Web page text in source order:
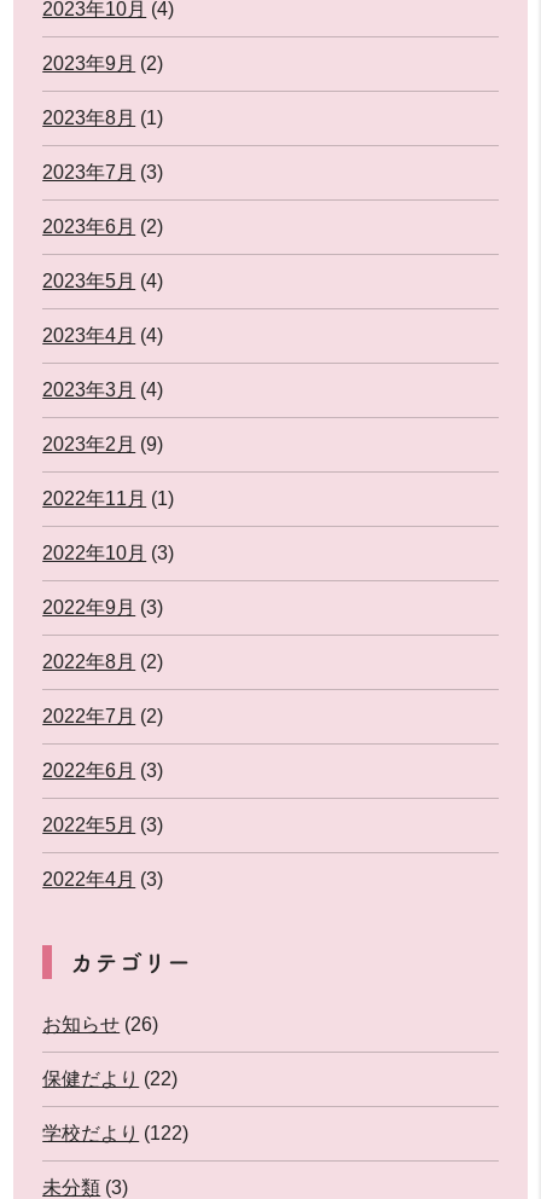
2023年10月 (4)
2023年9月 (2)
2023年8月 (1)
2023年7月 (3)
2023年6月 (2)
2023年5月 (4)
2023年4月 (4)
2023年3月 (4)
2023年2月 (9)
2022年11月 (1)
2022年10月 (3)
2022年9月 (3)
2022年8月 (2)
2022年7月 (2)
2022年6月 (3)
2022年5月 (3)
2022年4月 (3)
カテゴリー
お知らせ (26)
保健だより (22)
学校だより (122)
未分類 (3)